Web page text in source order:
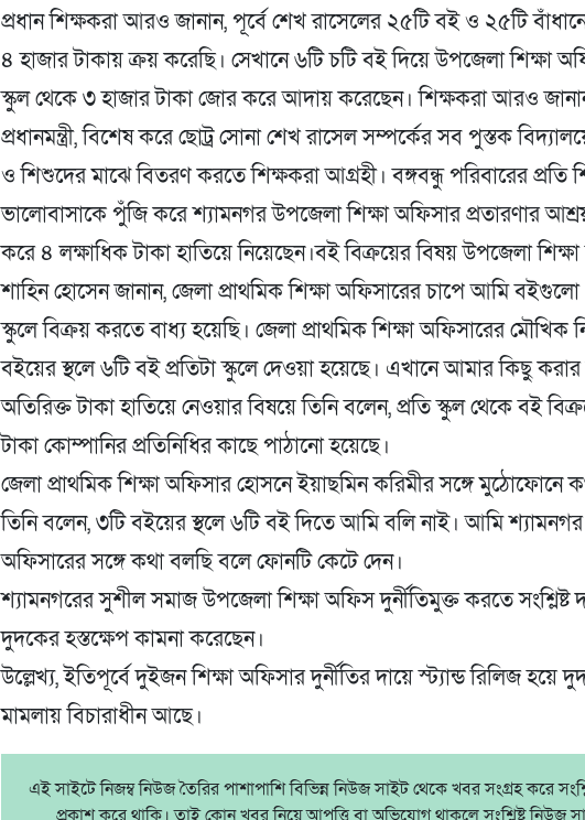
প্রধান শিক্ষকরা আরও জানান, পূর্বে শেখ রাসেলের ২৫টি বই ও ২৫টি
৪ হাজার টাকায় ক্রয় করেছি। সেখানে ৬টি চটি বই দিয়ে উপজেলা শিক্ষা
স্কুল থেকে ৩ হাজার টাকা জোর করে আদায় করেছেন। শিক্ষকরা আরও
প্রধানমন্ত্রী, বিশেষ করে ছোট্র সোনা শেখ রাসেল সম্পর্কের সব পুস্তক
ও শিশুদের মাঝে বিতরণ করতে শিক্ষকরা আগ্রহী। বঙ্গবন্ধু পরিবারের প্রতি
ভালোবাসাকে পুঁজি করে শ্যামনগর উপজেলা শিক্ষা অফিসার প্রতারণার
করে ৪ লক্ষাধিক টাকা হাতিয়ে নিয়েছেন।বই বিক্রয়ের বিষয় উপজেলা
শাহিন হোসেন জানান, জেলা প্রাথমিক শিক্ষা অফিসারের চাপে আমি বইগুলো
স্কুলে বিক্রয় করতে বাধ্য হয়েছি। জেলা প্রাথমিক শিক্ষা অফিসারের মৌখিক
বইয়ের স্থলে ৬টি বই প্রতিটা স্কুলে দেওয়া হয়েছে। এখানে আমার কিছু
অতিরিক্ত টাকা হাতিয়ে নেওয়ার বিষয়ে তিনি বলেন, প্রতি স্কুল থেকে বই
টাকা কোম্পানির প্রতিনিধির কাছে পাঠানো হয়েছে।
জেলা প্রাথমিক শিক্ষা অফিসার হোসনে ইয়াছমিন করিমীর সঙ্গে মুঠোফোনে
তিনি বলেন, ৩টি বইয়ের স্থলে ৬টি বই দিতে আমি বলি নাই। আমি শ্যামনগর
অফিসারের সঙ্গে কথা বলছি বলে ফোনটি কেটে দেন।
শ্যামনগরের সুশীল সমাজ উপজেলা শিক্ষা অফিস দুর্নীতিমুক্ত করতে সংশ্লিষ্ট
দুদকের হস্তক্ষেপ কামনা করেছেন।
উল্লেখ্য, ইতিপূর্বে দুইজন শিক্ষা অফিসার দুর্নীতির দায়ে স্ট্যান্ড রিলিজ হয়ে
মামলায় বিচারাধীন আছে।
এই সাইটে নিজম্ব নিউজ তৈরির পাশাপাশি বিভিন্ন নিউজ সাইট থেকে খবর সংগ্রহ করে